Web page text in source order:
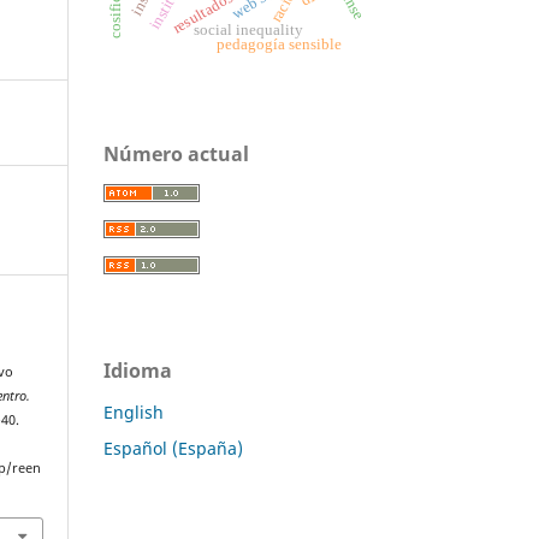
reen
social inequality
pedagogía sensible
Número actual
Idioma
English
Español (España)